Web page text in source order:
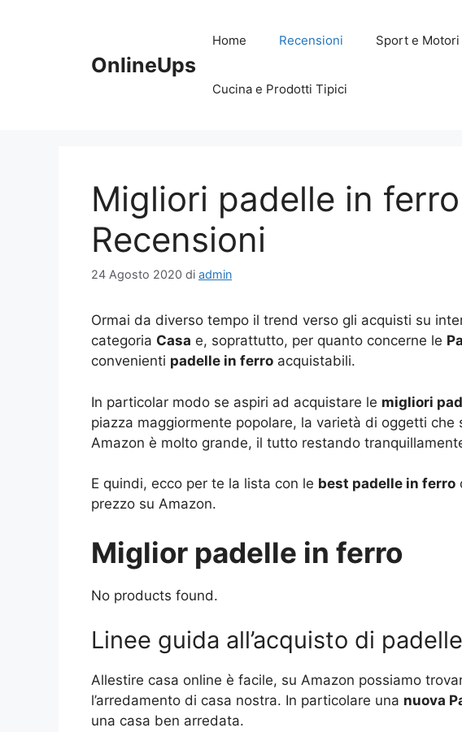
OnlineUps
Home Recensioni Sport e Motori
Cucina e Prodotti Tipici
Migliori padelle in
Recensioni
24 Agosto 2020 di admin
Ormai da diverso tempo il trend verso gli acquisti su
categoria Casa e, soprattutto, per quanto concerne le
convenienti padelle in ferro acquistabili.
In particolar modo se aspiri ad acquistare le migliori
piazza maggiormente popolare, la varietà di oggetti che
Amazon è molto grande, il tutto restando
E quindi, ecco per te la lista con le best padelle in ferro
prezzo su Amazon.
Miglior padelle in ferro
No products found.
Linee guida all’acquisto di
Allestire casa online è facile, su Amazon possiamo
l’arredamento di casa nostra. In particolare una nuova
una casa ben arredata.